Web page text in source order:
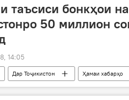
таъсиси бонкҳои
50 миллион
14:05
Дар Тоҷикистон Ҳамаи хабарҳо